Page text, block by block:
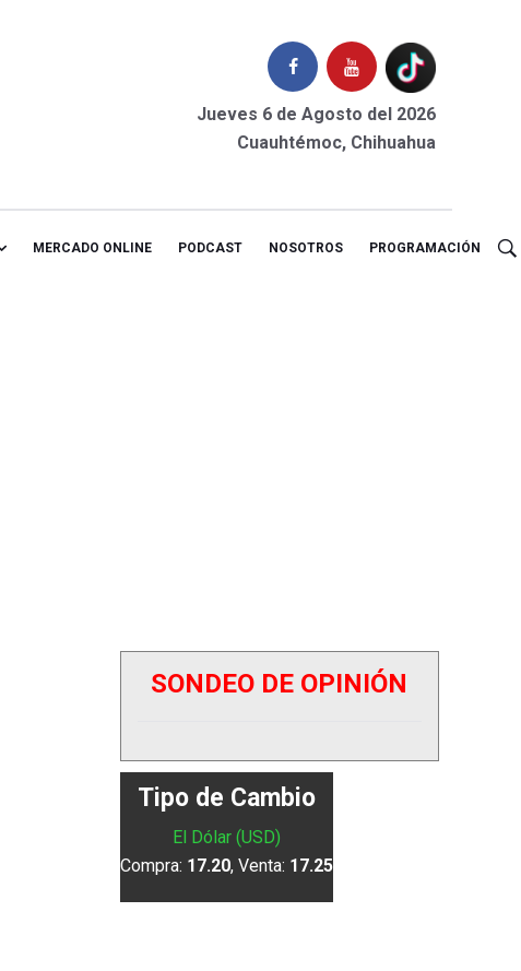
Jueves 6 de Agosto del 2026
Cuauhtémoc, Chihuahua
MERCADO ONLINE PODCAST NOSOTROS PROGRAMACIÓN
SONDEO DE OPINIÓN
Tipo de Cambio
El Dólar (USD)
Compra: 17.20, Venta: 17.25